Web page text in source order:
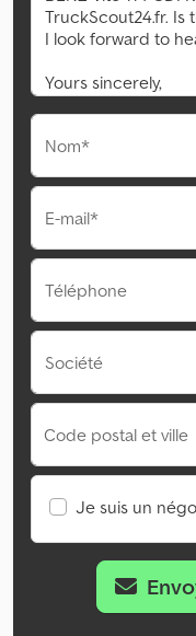
Nom*
E-mail*
Téléphone
Société
Code postal et ville
Je suis un